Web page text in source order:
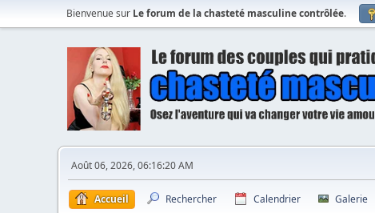
Bienvenue sur Le forum de la chasteté masculine contrôlée.
Août 06, 2026, 06:16:20 AM
Accueil Rechercher Calendrier Galerie